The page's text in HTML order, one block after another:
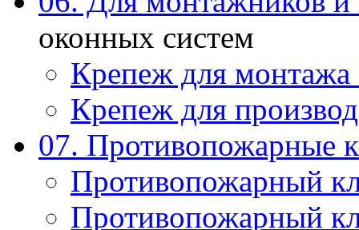
оконных систем
Крепеж для монтажа
Крепеж для
07. Противопожарные
Противопожарный
Противопожарный